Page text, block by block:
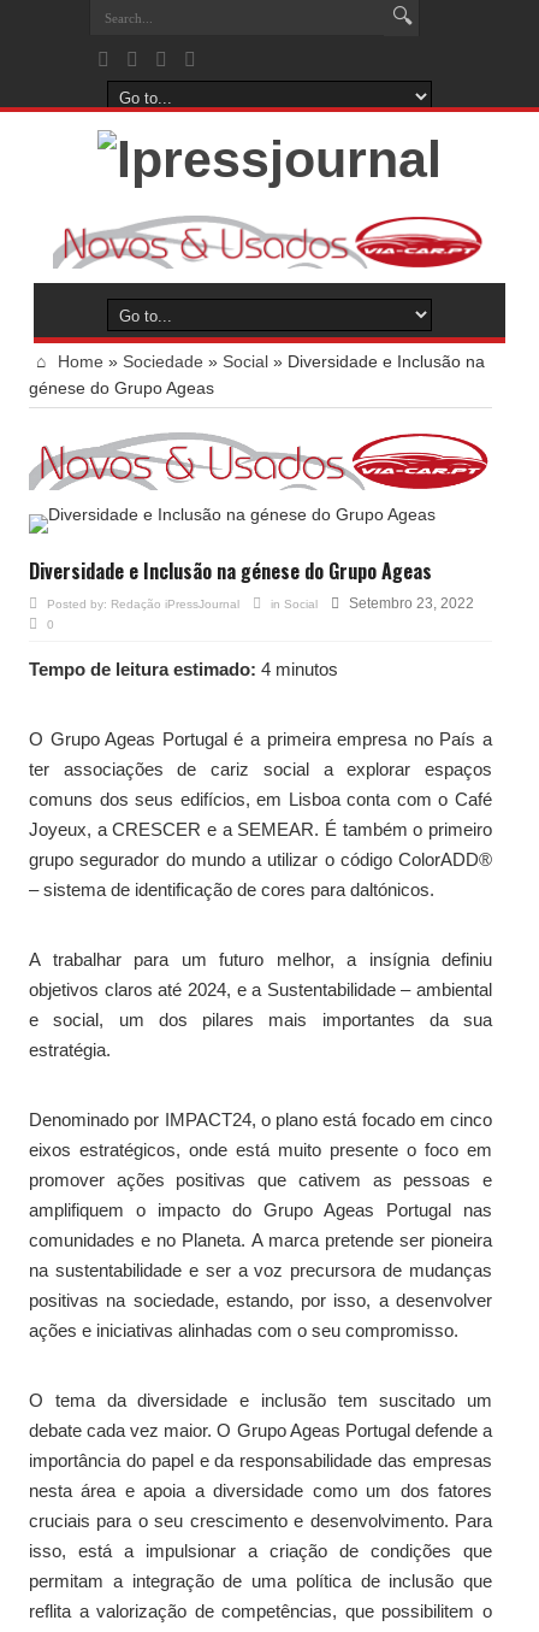
Home » Sociedade » Social » Diversidade e Inclusão na
génese do Grupo Ageas
Diversidade e Inclusão na génese do Grupo Ageas
Posted by: Redação iPressJournal in Social Setembro 23, 2022
0
Tempo de leitura estimado: 4 minutos
O Grupo Ageas Portugal é a primeira empresa no País a
ter associações de cariz social a explorar espaços
comuns dos seus edifícios, em Lisboa conta com o Café
Joyeux, a CRESCER e a SEMEAR. É também o primeiro
grupo segurador do mundo a utilizar o código ColorADD®
– sistema de identificação de cores para daltónicos.
A trabalhar para um futuro melhor, a insígnia definiu
objetivos claros até 2024, e a Sustentabilidade – ambiental
e social, um dos pilares mais importantes da sua
estratégia.
Denominado por IMPACT24, o plano está focado em cinco
eixos estratégicos, onde está muito presente o foco em
promover ações positivas que cativem as pessoas e
amplifiquem o impacto do Grupo Ageas Portugal nas
comunidades e no Planeta. A marca pretende ser pioneira
na sustentabilidade e ser a voz precursora de mudanças
positivas na sociedade, estando, por isso, a desenvolver
ações e iniciativas alinhadas com o seu compromisso.
O tema da diversidade e inclusão tem suscitado um
debate cada vez maior. O Grupo Ageas Portugal defende a
importância do papel e da responsabilidade das empresas
nesta área e apoia a diversidade como um dos fatores
cruciais para o seu crescimento e desenvolvimento. Para
isso, está a impulsionar a criação de condições que
permitam a integração de uma política de inclusão que
reflita a valorização de competências, que possibilitem o